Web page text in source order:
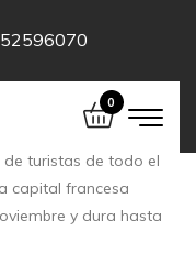
0
única, donde la
festivas y una
turistas de todo el
capital francesa
y dura hasta